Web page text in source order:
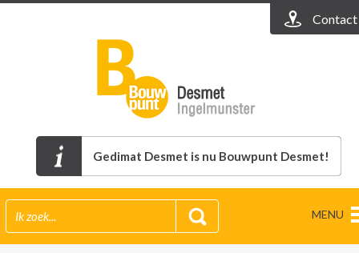
Contact
Gedimat Desmet is nu Bouwpunt Desmet!
MENU